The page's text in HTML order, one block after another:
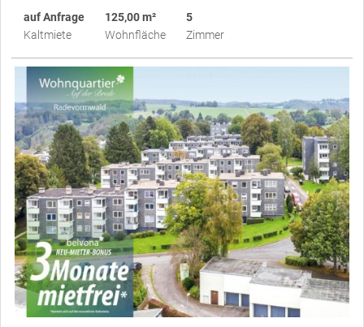
auf Anfrage
Kaltmiete
125,00 m²
Wohnfläche
5
Zimmer